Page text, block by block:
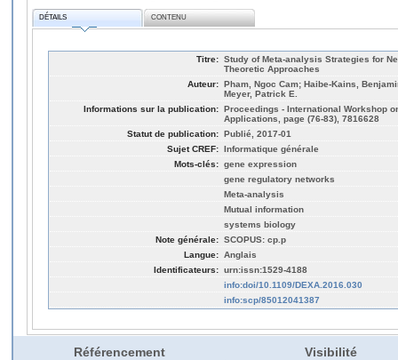
DÉTAILS CONTENU
Titre: Study of Meta-analysis Strategies for
Theoretic Approaches
Auteur: Pham, Ngoc Cam; Haibe-Kains,
Meyer, Patrick E.
Informations sur la publication: Proceedings - International Workshop
Applications, page (76-83), 7816628
Statut de publication: Publié, 2017-01
Sujet CREF: Informatique générale
Mots-clés: gene expression
gene regulatory networks
Meta-analysis
Mutual information
systems biology
Note générale: SCOPUS: cp.p
Langue: Anglais
Identificateurs: urn:issn:1529-4188
info:doi/10.1109/DEXA.2016.030
info:scp/85012041387
Référencement Visibilité